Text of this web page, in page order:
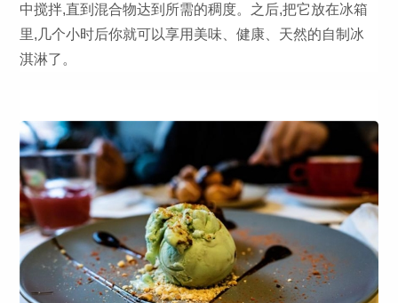
中搅拌,直到混合物达到所需的稠度。之后,把它放在冰箱
里,几个小时后你就可以享用美味、健康、天然的自制冰
淇淋了。